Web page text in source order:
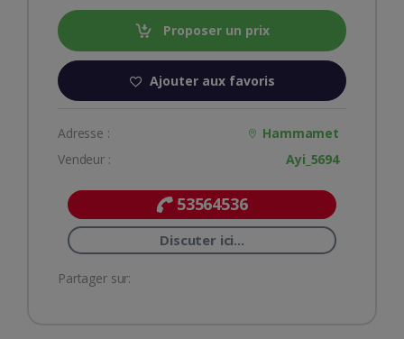
Proposer un prix
Ajouter aux favoris
Adresse :
Hammamet
Vendeur :
Ayi_5694
53564536
Discuter ici...
Partager sur: